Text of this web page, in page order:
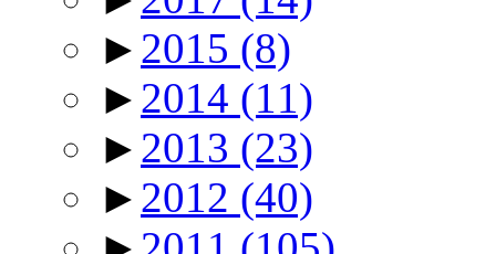
► 2015 (8)
► 2014 (11)
► 2013 (23)
► 2012 (40)